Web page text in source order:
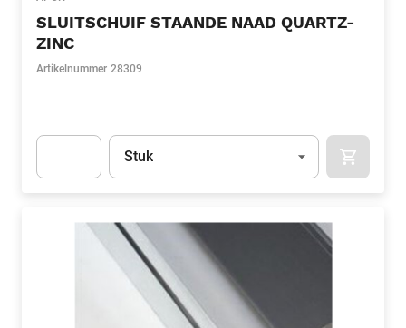
SLUITSCHUIF STAANDE NAAD QUARTZ-
ZINC
Artikelnummer 28309
Eenheid
Stuk